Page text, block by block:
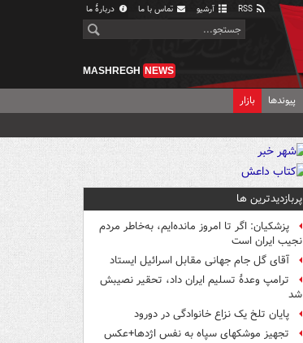
آرشیو تماس با ما دربارهٔ ما
MASHREGH NEWS
پیوندها بازار
پربازدیدترین ها
پزشکیان: اگر تا امروز مانده‌ایم، به‌خاطر مردم
نجیب ایران است
آقای گل جام جهانی مقابل اسرائیل ایستاد
ترامپ وعدۀ تسلیم ایران داد، تحقیر نصیبش
شد
پایان تلخ یک نزاع خانوادگی در دورود
تجهیز موشکهای سپاه به نفس اژدها+عکس